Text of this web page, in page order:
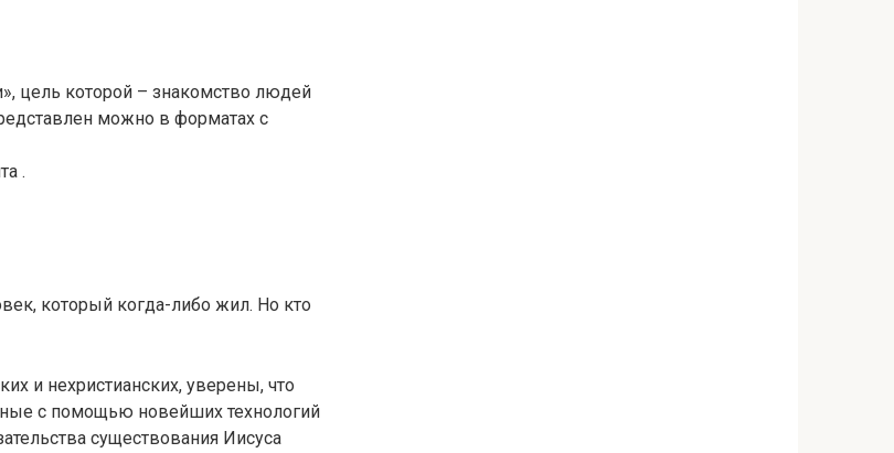
цель которой – знакомство людей
можно в форматах с
.
который когда-либо жил. Но кто
и нехристианских, уверены, что
с помощью новейших технологий
существования Иисуса